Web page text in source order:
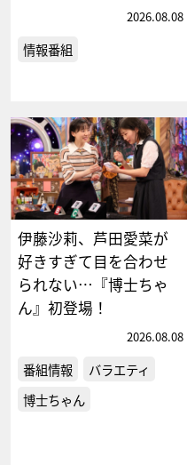
2026.08.08
情報番組
伊藤沙莉、芦田愛菜が
好きすぎて目を合わせ
られない…『博士ちゃ
ん』初登場！
2026.08.08
番組情報
バラエティ
博士ちゃん